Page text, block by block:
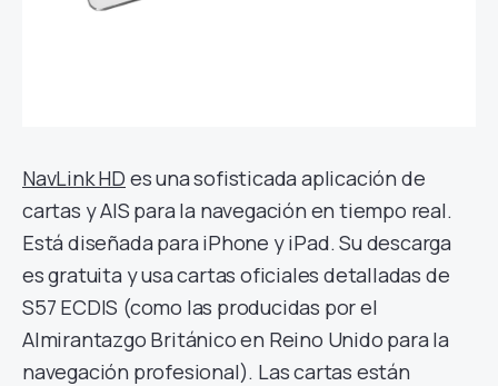
NavLink HD es una sofisticada aplicación de
cartas y AIS para la navegación en tiempo real.
Está diseñada para iPhone y iPad. Su descarga
es gratuita y usa cartas oficiales detalladas de
S57 ECDIS (como las producidas por el
Almirantazgo Británico en Reino Unido para la
navegación profesional). Las cartas están